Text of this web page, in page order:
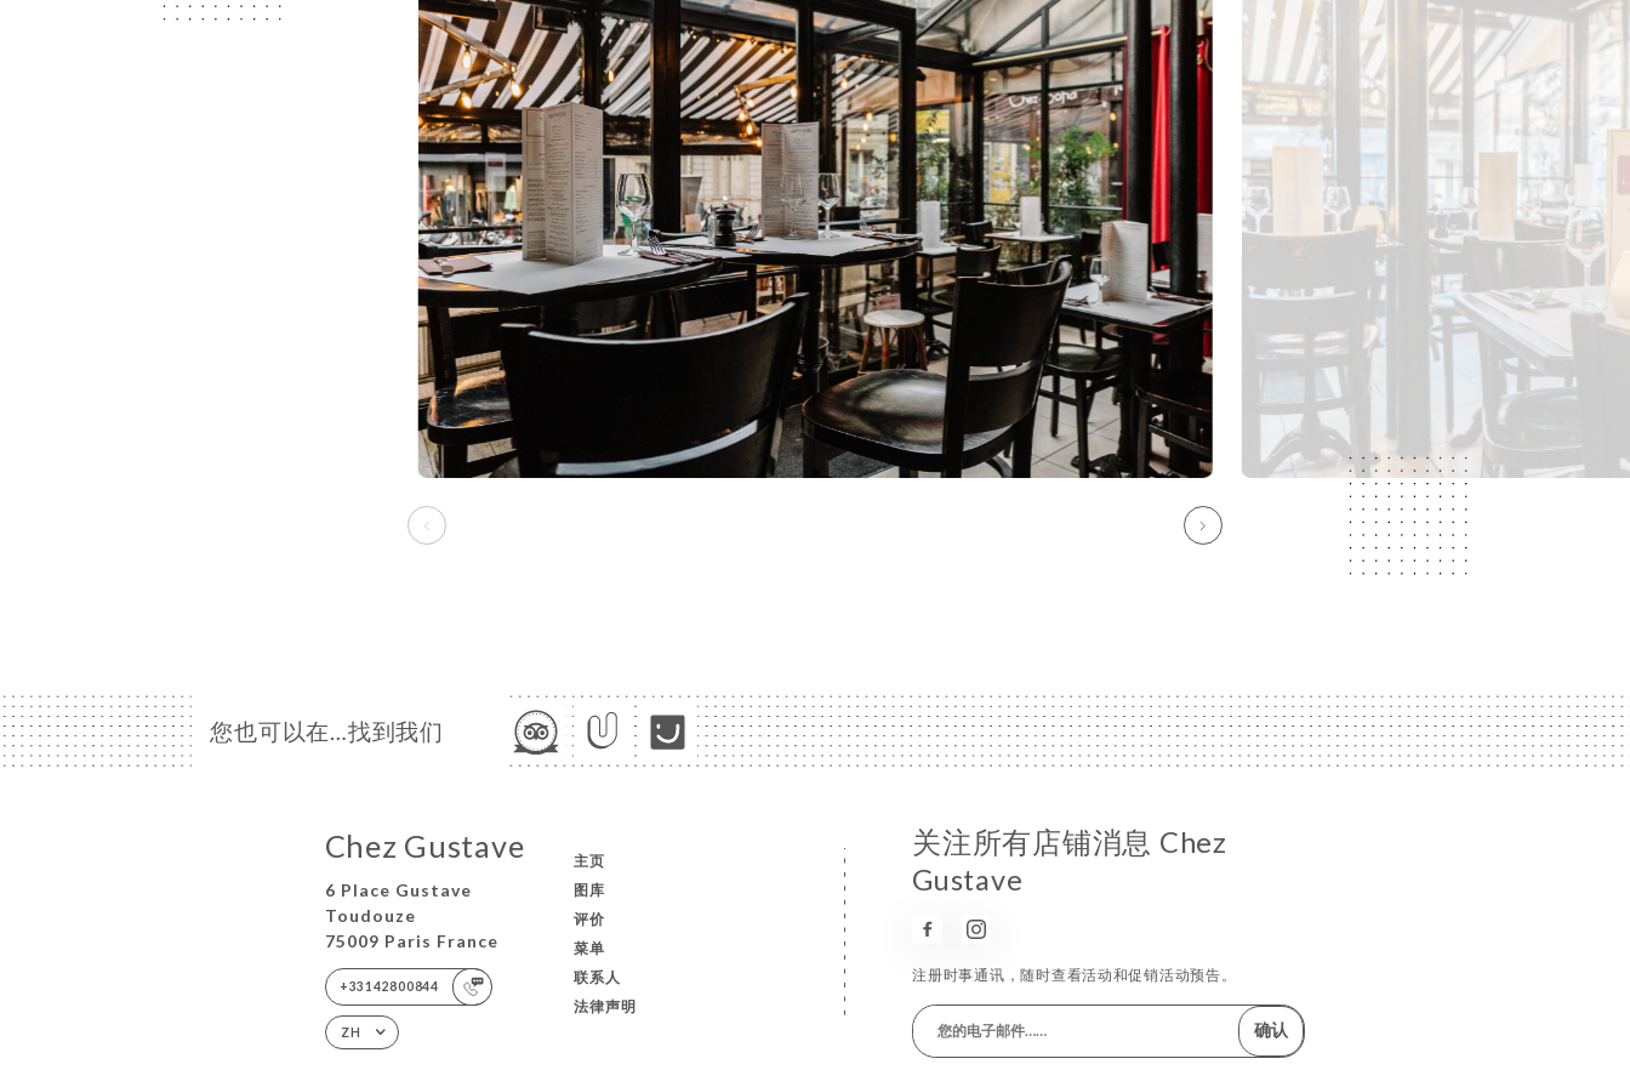
您也可以在…找到我们
Chez Gustave
6 Place Gustave
Toudouze
75009 Paris France
+33142800844
ZH
主页
图库
评价
菜单
联系人
法律声明
关注所有店铺消息 Chez
Gustave
注册时事通讯，随时查看活动和促销活动预告。
确认